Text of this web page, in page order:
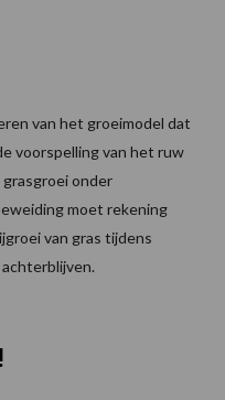
van het groeimodel dat
voorspelling van het ruw
onder
moet rekening
van gras tijdens